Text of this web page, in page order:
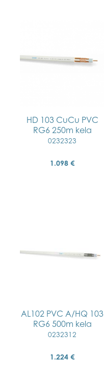
HD 103 CuCu PVC
RG6 250m kela
0232323
1.098 €
AL102 PVC A/HQ 103
RG6 500m kela
0232312
1.224 €